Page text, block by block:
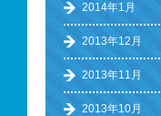
2014年1月
2013年12月
2013年11月
2013年10月